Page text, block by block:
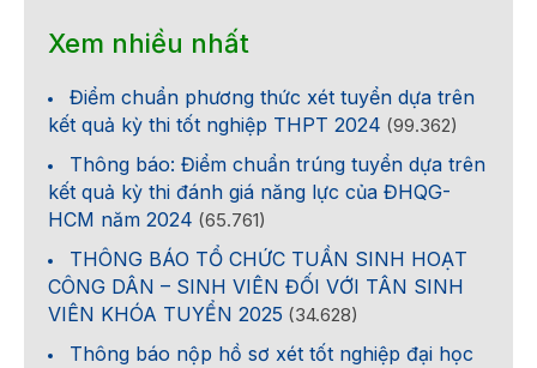
Xem nhiều nhất
Điểm chuẩn phương thức xét tuyển dựa trên
kết quả kỳ thi tốt nghiệp THPT 2024 (99.362)
Thông báo: Điểm chuẩn trúng tuyển dựa trên
kết quả kỳ thi đánh giá năng lực của ĐHQG-
HCM năm 2024 (65.761)
THÔNG BÁO TỔ CHỨC TUẦN SINH HOẠT
CÔNG DÂN – SINH VIÊN ĐỐI VỚI TÂN SINH
VIÊN KHÓA TUYỂN 2025 (34.628)
Thông báo nộp hồ sơ xét tốt nghiệp đại học